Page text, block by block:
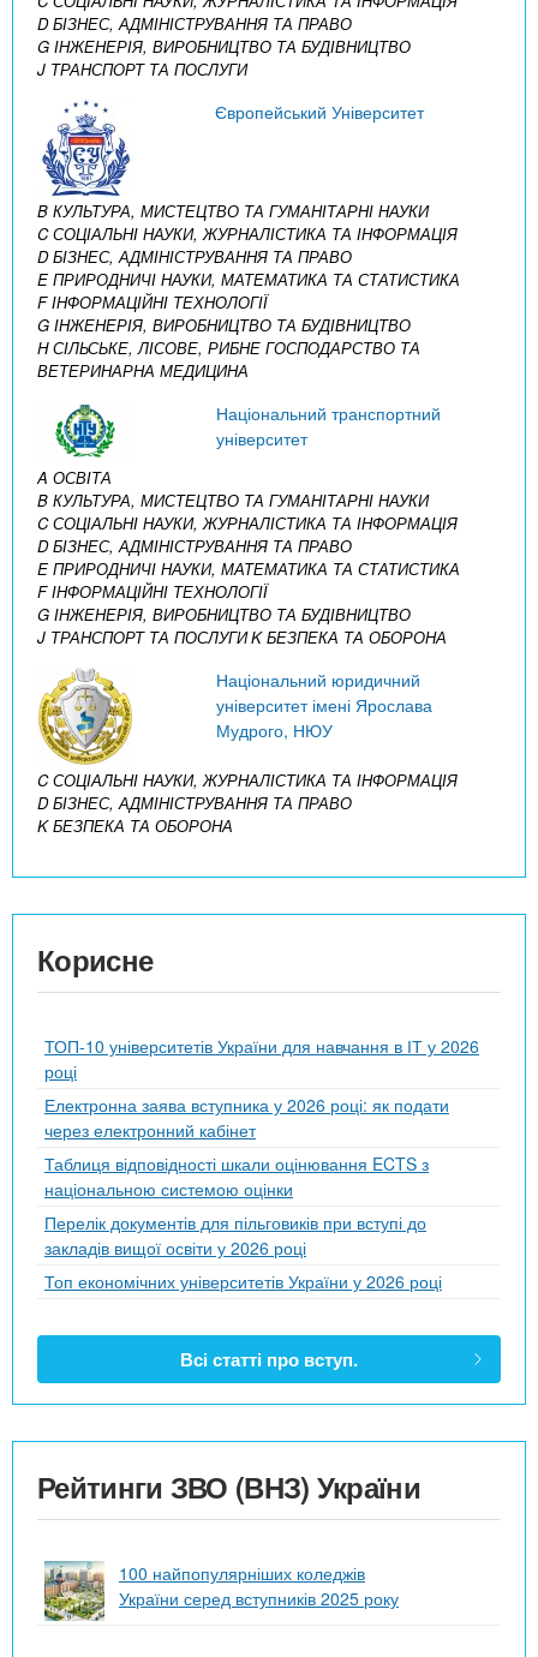
D БІЗНЕС, АДМІНІСТРУВАННЯ ТА ПРАВО
G ІНЖЕНЕРІЯ, ВИРОБНИЦТВО ТА БУДІВНИЦТВО
J ТРАНСПОРТ ТА ПОСЛУГИ
Європейський Університет
B КУЛЬТУРА, МИСТЕЦТВО ТА ГУМАНІТАРНІ НАУКИ
C СОЦІАЛЬНІ НАУКИ, ЖУРНАЛІСТИКА ТА ІНФОРМАЦІЯ
D БІЗНЕС, АДМІНІСТРУВАННЯ ТА ПРАВО
E ПРИРОДНИЧІ НАУКИ, МАТЕМАТИКА ТА СТАТИСТИКА
F ІНФОРМАЦІЙНІ ТЕХНОЛОГІЇ
G ІНЖЕНЕРІЯ, ВИРОБНИЦТВО ТА БУДІВНИЦТВО
H СІЛЬСЬКЕ, ЛІСОВЕ, РИБНЕ ГОСПОДАРСТВО ТА
ВЕТЕРИНАРНА МЕДИЦИНА
Національний транспортний
університет
A ОСВІТА
B КУЛЬТУРА, МИСТЕЦТВО ТА ГУМАНІТАРНІ НАУКИ
C СОЦІАЛЬНІ НАУКИ, ЖУРНАЛІСТИКА ТА ІНФОРМАЦІЯ
D БІЗНЕС, АДМІНІСТРУВАННЯ ТА ПРАВО
E ПРИРОДНИЧІ НАУКИ, МАТЕМАТИКА ТА СТАТИСТИКА
F ІНФОРМАЦІЙНІ ТЕХНОЛОГІЇ
G ІНЖЕНЕРІЯ, ВИРОБНИЦТВО ТА БУДІВНИЦТВО
J ТРАНСПОРТ ТА ПОСЛУГИK БЕЗПЕКА ТА ОБОРОНА
Національний юридичний
університет імені Ярослава
Мудрого, НЮУ
C СОЦІАЛЬНІ НАУКИ, ЖУРНАЛІСТИКА ТА ІНФОРМАЦІЯ
D БІЗНЕС, АДМІНІСТРУВАННЯ ТА ПРАВО
K БЕЗПЕКА ТА ОБОРОНА
Корисне
ТОП-10 університетів України для навчання в ІТ у 2026
році
Електронна заява вступника у 2026 році: як подати
через електронний кабінет
Таблиця відповідності шкали оцінювання ECTS з
національною системою оцінки
Перелік документів для пільговиків при вступі до
закладів вищої освіти у 2026 році
Топ економічних університетів України у 2026 році
Всі статті про вступ.
Рейтинги ЗВО (ВНЗ) України
100 найпопулярніших коледжів
України серед вступників 2025 року